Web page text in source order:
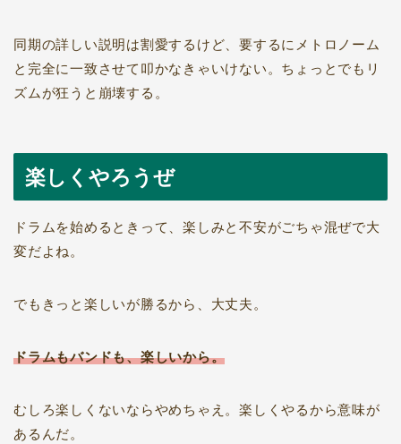
同期の詳しい説明は割愛するけど、要するにメトロノーム
と完全に一致させて叩かなきゃいけない。ちょっとでもリ
ズムが狂うと崩壊する。
楽しくやろうぜ
ドラムを始めるときって、楽しみと不安がごちゃ混ぜで大
変だよね。
でもきっと楽しいが勝るから、大丈夫。
ドラムもバンドも、楽しいから。
むしろ楽しくないならやめちゃえ。楽しくやるから意味が
あるんだ。